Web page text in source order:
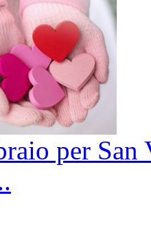
per